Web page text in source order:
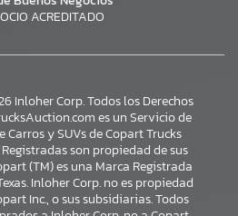
ACREDITADO
Inloher Corp. Todos los Derechos
es un Servicio de
Carros y SUVs de Copart Trucks
son propiedad de sus
(TM) es una Marca Registrada
Inloher Corp. no es propiedad
Inc., o sus subsidiarias. Todos